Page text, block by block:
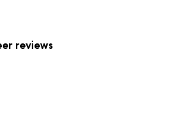
reviews